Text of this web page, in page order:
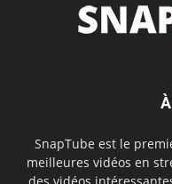
SnapTube est le
meilleures vidéos en